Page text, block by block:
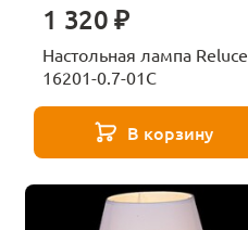
1 320 ₽
Настольная лампа Reluce
16201-0.7-01C
В корзину